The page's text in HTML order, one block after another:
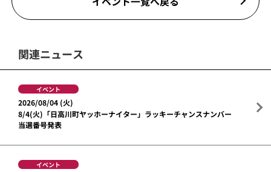
関連ニュース
イベント
2026/08/04 (火)
8/4(火)「日高川町ヤッホーナイター」ラッキーチャンスナンバー
当選番号発表
イベント